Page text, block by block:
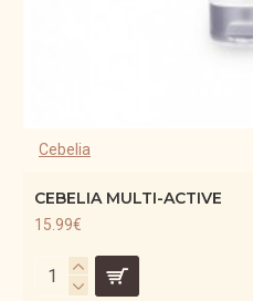
Cebelia
CEBELIA MULTI-ACTIVE
15.99€